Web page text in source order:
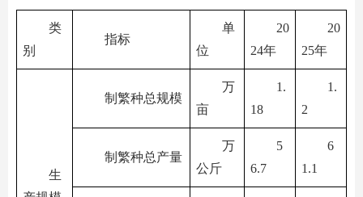
类
别
指标
单
位
20
24年
20
25年
生
制繁种总规模
万
亩
1.
18
1.
2
制繁种总产量
万
公斤
5
6.7
6
1.1